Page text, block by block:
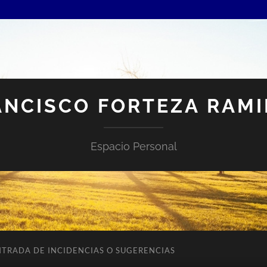
FORTEZA
Espacio Personal
DE INCIDENCIAS O SUGERENCIAS